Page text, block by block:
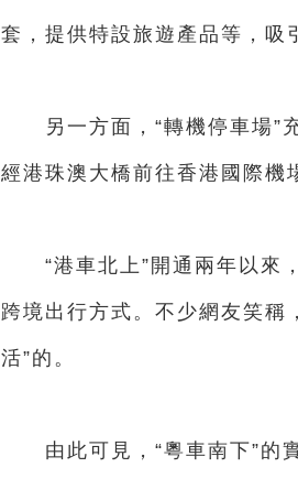
套，提供特設旅遊產品等，吸
另一方面，“轉機停車場”充
經港珠澳大橋前往香港國際機
“港車北上”開通兩年以來，
跨境出行方式。不少網友笑稱
活”的。
由此可見，“粵車南下”的實